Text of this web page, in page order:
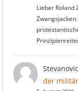
Lieber Roland
Stevanovic
der